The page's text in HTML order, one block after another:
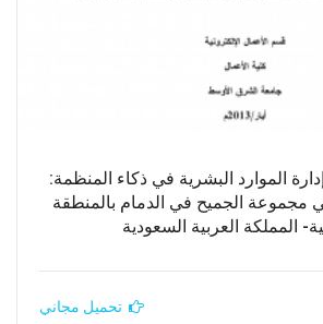
الموارد البشرية في ذكاء المنظمة:
مجموعة الجميح في الدمام بالمنطقة
المملكة العربية السعودية
تحميل مجاني